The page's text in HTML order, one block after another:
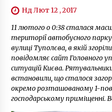
Нд Лют 12 , 2017
11 лютого о 0:38 сталася
території автобусного
вулиці Туполєва, в якій
повідомляє сайт Головного
ситуацій Києва.
встановили, що сталося
окремо розташованому 1-
господарському приміщенні.